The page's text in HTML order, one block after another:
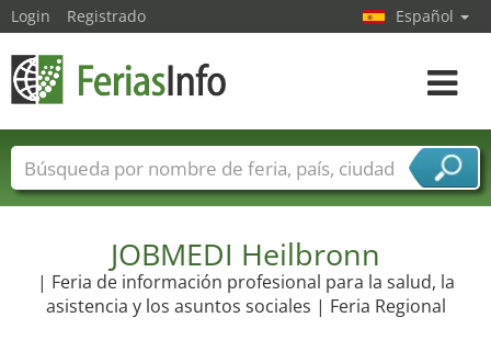
JOBMEDI Heilbronn
| Feria de información profesional para la salud, la
asistencia y los asuntos sociales | Feria Regional
Login Registrado Español
toggle
Nombres de ferias Países
Ciudades
Sectores de proveedor de servicios